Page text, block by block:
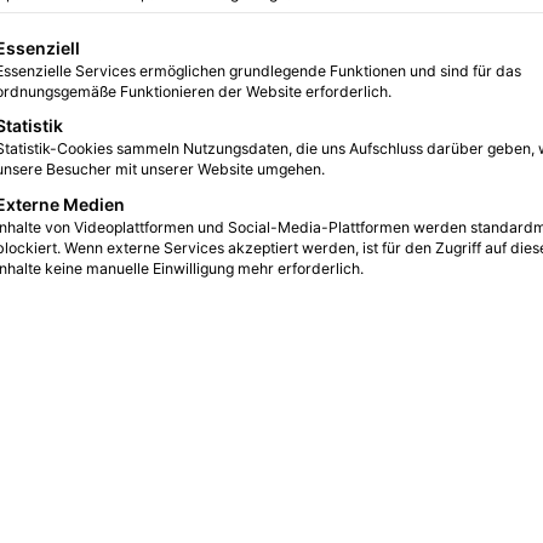
0 5 3 Minuten gelesen
eine Liste der Service-Gruppen, für die eine Einwilligung erteilt
Services ermöglichen grundlegende Funktionen und sind für das
Funktionieren der Website erforderlich.
Cookies sammeln Nutzungsdaten, die uns Aufschluss darüber geben,
Besucher mit unserer Website umgehen.
Medien
von Videoplattformen und Social-Media-Plattformen werden
Wenn externe Services akzeptiert werden, ist für den Zugriff auf
keine manuelle Einwilligung mehr erforderlich.